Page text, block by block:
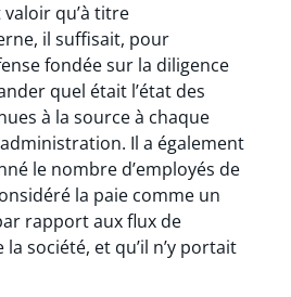
qu’à titre
il suffisait, pour
fondée sur la diligence
quel était l’état des
à la source à chaque
Il a également
le nombre d’employés de
la paie comme un
rapport aux flux de
société, et qu’il n’y portait